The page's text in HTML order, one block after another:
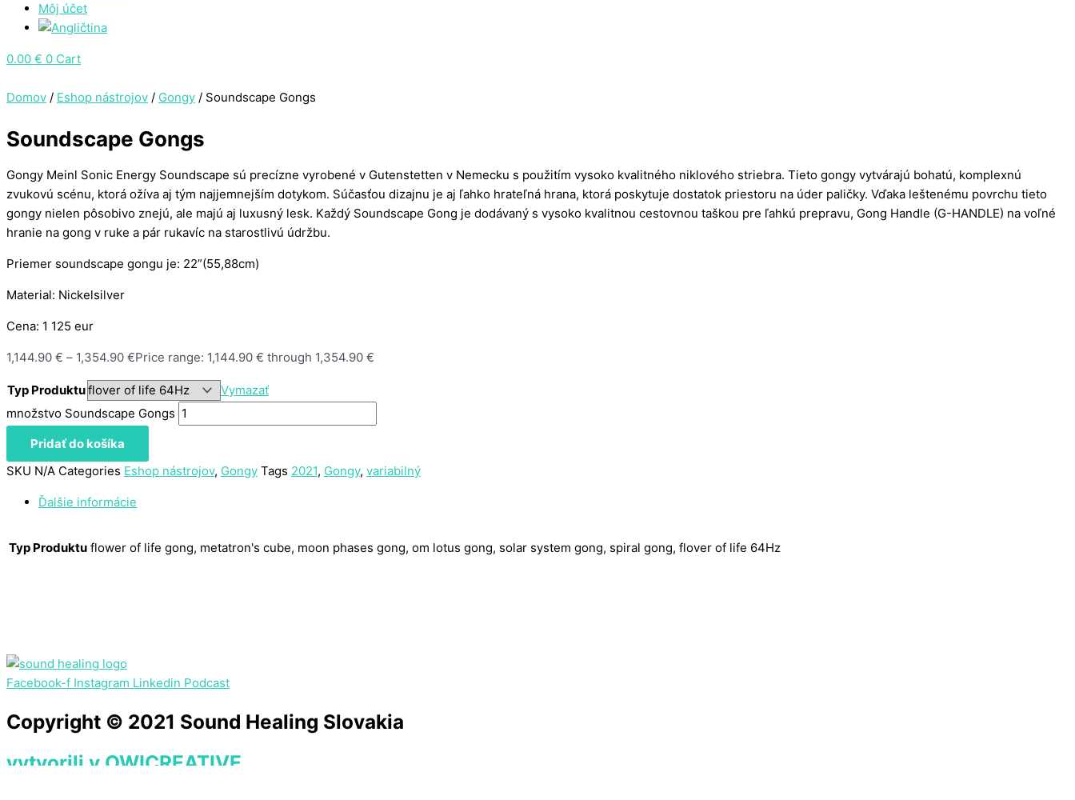
Môj účet
0.00 € 0 Cart
Domov / Eshop nástrojov / Gongy / Soundscape Gongs
Soundscape Gongs
Gongy Meinl Sonic Energy Soundscape sú precízne vyrobené v Gutenstetten v Nemecku s použitím vysoko kvalitného niklového striebra. Tieto gongy vytvárajú bohatú, komplexnú
zvukovú scénu, ktorá ožíva aj tým najjemnejším dotykom. Súčasťou dizajnu je aj ľahko hrateľná hrana, ktorá poskytuje dostatok priestoru na úder paličky. Vďaka leštenému povrchu tieto
gongy nielen pôsobivo znejú, ale majú aj luxusný lesk. Každý Soundscape Gong je dodávaný s vysoko kvalitnou cestovnou taškou pre ľahkú prepravu, Gong Handle (G-HANDLE) na voľné
hranie na gong v ruke a pár rukavíc na starostlivú údržbu.
Priemer soundscape gongu je: 22”(55,88cm)
Material: Nickelsilver
Cena: 1 125 eur
1,144.90 € – 1,354.90 €Price range: 1,144.90 € through 1,354.90 €
Typ Produktu
Vymazať
množstvo Soundscape Gongs
Pridať do košíka
SKU N/A Categories Eshop nástrojov, Gongy Tags 2021, Gongy, variabilný
Ďalšie informácie
Typ Produktu flower of life gong, metatron's cube, moon phases gong, om lotus gong, solar system gong, spiral gong, flover of life 64Hz
Facebook-f Instagram Linkedin Podcast
Copyright © 2021 Sound Healing Slovakia
vytvorili v OWICREATIVE